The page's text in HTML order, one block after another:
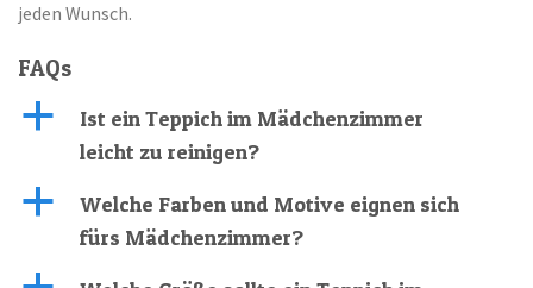
jeden Wunsch.
FAQs
a
Ist ein Teppich im Mädchenzimmer
leicht zu reinigen?
a
Welche Farben und Motive eignen sich
fürs Mädchenzimmer?